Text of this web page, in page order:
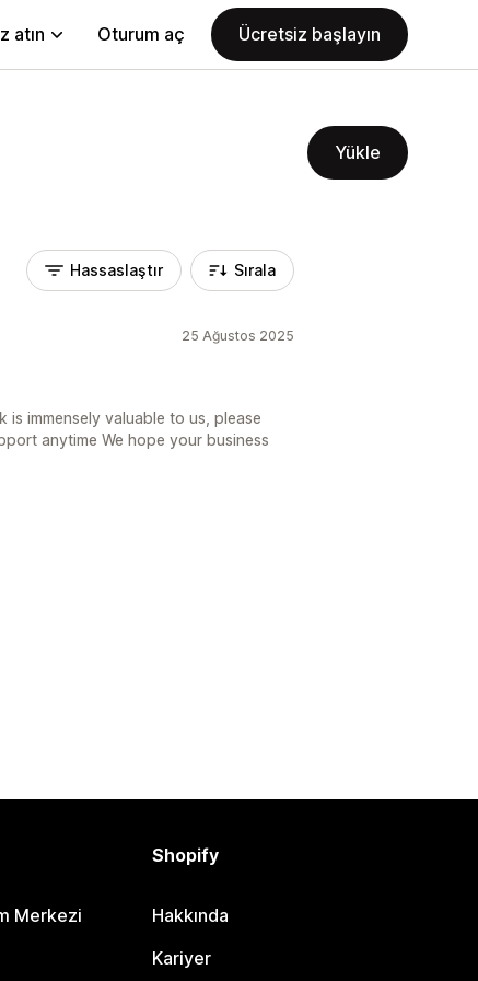
atın Oturum aç Ücretsiz başlayın
Yükle
Hassaslaştır Sırala
25 Ağustos 2025
immensely valuable to us, please
anytime We hope your business
Merkezi
Shopify
Hakkında
Kariyer